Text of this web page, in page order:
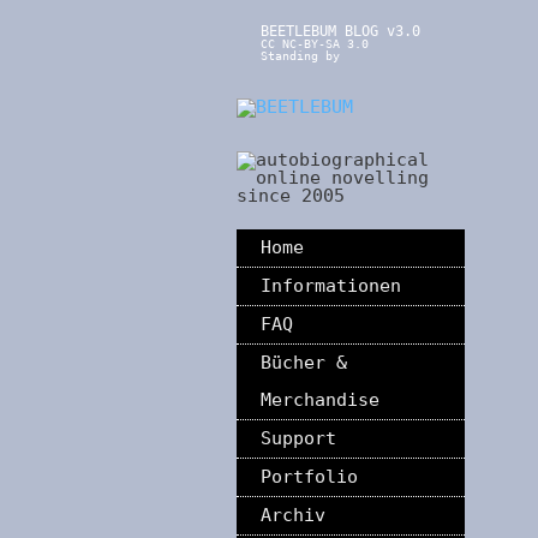
BEETLEBUM BLOG v3.0
CC NC-BY-SA 3.0
Standing by
Home
Informationen
FAQ
Bücher &
Merchandise
Support
Portfolio
Archiv